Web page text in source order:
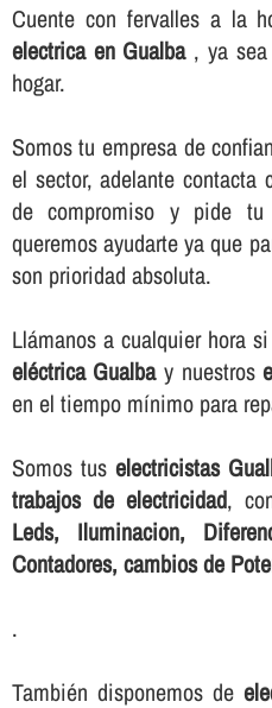
Cuente con fervalles a la
electrica en Gualba, ya sea
hogar.
Somos tu empresa de
el sector, adelante
de compromiso y pide tu
queremos ayudarte ya que
son prioridad absoluta.
Llámanos a cualquier hora
eléctrica Gualbay nuestros
en el tiempo mí­nimo para
Somos tus electricistas
trabajos de electricidad,
Leds, Iluminacion,
Contadores, cambios de
.
También disponemos de